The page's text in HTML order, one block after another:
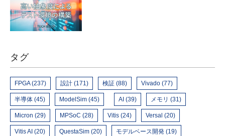
タグ
FPGA (237) 設計 (171) 検証 (88) Vivado (77)
半導体 (45) ModelSim (45) AI (39) メモリ (31)
Micron (29) MPSoC (28) Vitis (24) Versal (20)
Vitis AI (20) QuestaSim (20) モデルベース開発 (19)